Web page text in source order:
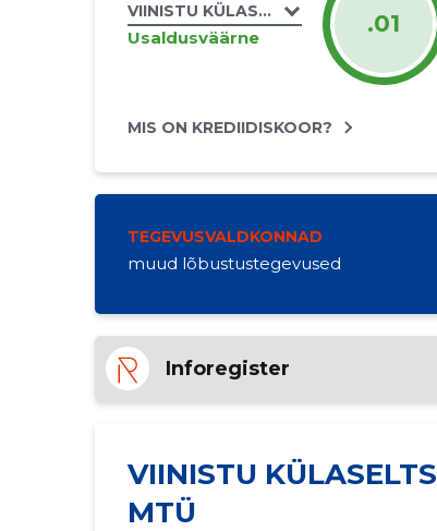
VIINISTU KÜLASELTS MTÜ
Usaldusväärne .01
MIS ON KREDIIDISKOOR?
TEGEVUSVALDKONNAD
muud lõbustustegevused
Inforegister
VIINISTU KÜLASELTS
MTÜ